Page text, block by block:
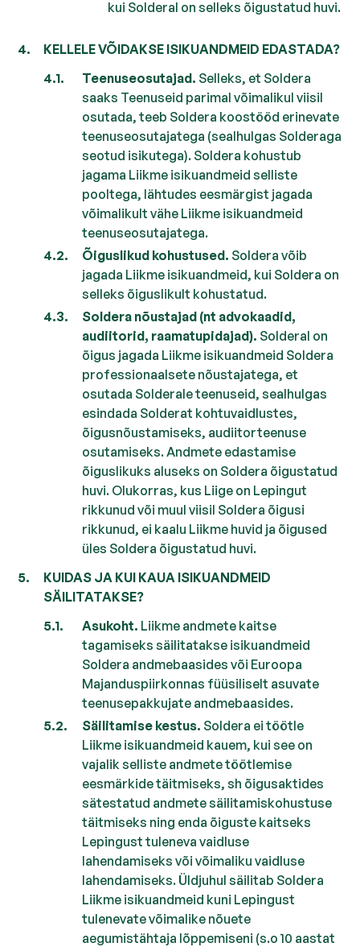
kui Solderal on selleks õigustatud huvi.
KELLELE VÕIDAKSE ISIKUANDMEID EDASTADA?
Teenuseosutajad. Selleks, et Soldera
saaks Teenuseid parimal võimalikul viisil
osutada, teeb Soldera koostööd erinevate
teenuseosutajatega (sealhulgas Solderaga
seotud isikutega). Soldera kohustub
jagama Liikme isikuandmeid selliste
pooltega, lähtudes eesmärgist jagada
võimalikult vähe Liikme isikuandmeid
teenuseosutajatega.
Õiguslikud kohustused. Soldera võib
jagada Liikme isikuandmeid, kui Soldera on
selleks õiguslikult kohustatud.
Soldera nõustajad (nt advokaadid,
audiitorid, raamatupidajad). Solderal on
õigus jagada Liikme isikuandmeid Soldera
professionaalsete nõustajatega, et
osutada Solderale teenuseid, sealhulgas
esindada Solderat kohtuvaidlustes,
õigusnõustamiseks, audiitorteenuse
osutamiseks. Andmete edastamise
õiguslikuks aluseks on Soldera õigustatud
huvi. Olukorras, kus Liige on Lepingut
rikkunud või muul viisil Soldera õigusi
rikkunud, ei kaalu Liikme huvid ja õigused
üles Soldera õigustatud huvi.
KUIDAS JA KUI KAUA ISIKUANDMEID
SÄILITATAKSE?
Asukoht. Liikme andmete kaitse
tagamiseks säilitatakse isikuandmeid
Soldera andmebaasides või Euroopa
Majanduspiirkonnas füüsiliselt asuvate
teenusepakkujate andmebaasides.
Säilitamise kestus. Soldera ei töötle
Liikme isikuandmeid kauem, kui see on
vajalik selliste andmete töötlemise
eesmärkide täitmiseks, sh õigusaktides
sätestatud andmete säilitamiskohustuse
täitmiseks ning enda õiguste kaitseks
Lepingust tuleneva vaidluse
lahendamiseks või võimaliku vaidluse
lahendamiseks. Üldjuhul säilitab Soldera
Liikme isikuandmeid kuni Lepingust
tulenevate võimalike nõuete
aegumistähtaja lõppemiseni (s.o 10 aastat